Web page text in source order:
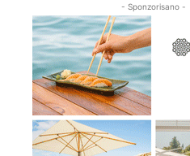
- Sponzorisano -